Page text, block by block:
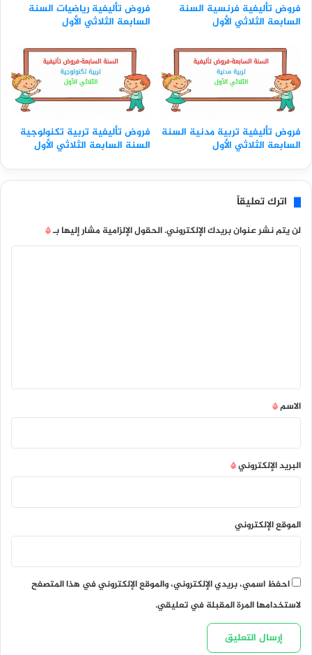
فروض تأليفية فرنسية السنة
السابعة الثلاثي الأول
فروض تأليفية رياضيات السنة
السابعة الثلاثي الأول
فروض تأليفية تربية مدنية السنة
السابعة الثلاثي الأول
فروض تأليفية تربية تكنولوجية
السنة السابعة الثلاثي الأول
اترك تعليقاً
لن يتم نشر عنوان بريدك الإلكتروني.الحقول الإلزامية مشار إليها بـ*
*
الاسم*
البريد الإلكتروني*
الموقع الإلكتروني
احفظ اسمي، بريدي الإلكتروني، والموقع الإلكتروني في هذا المتصفح
لاستخدامها المرة المقبلة في تعليقي.